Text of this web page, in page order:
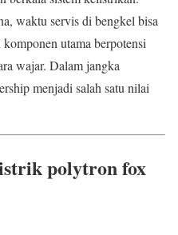
waktu servis di bengkel bisa
utama berpotensi
wajar. Dalam jangka
menjadi salah satu nilai
polytron fox